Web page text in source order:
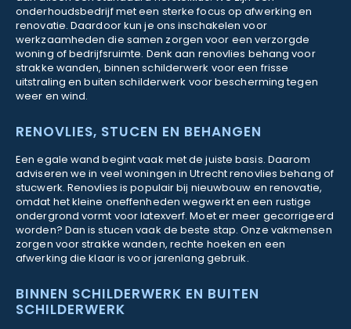
onderhoudsbedrijf met een sterke focus op afwerking en
renovatie. Daardoor kun je ons inschakelen voor
werkzaamheden die samen zorgen voor een verzorgde
woning of bedrijfsruimte. Denk aan renovlies behang voor
strakke wanden, binnen schilderwerk voor een frisse
uitstraling en buiten schilderwerk voor bescherming tegen
weer en wind.
RENOVLIES, STUCEN EN BEHANGEN
Een egale wand begint vaak met de juiste basis. Daarom
adviseren we in veel woningen in Utrecht renovlies behang of
stucwerk. Renovlies is populair bij nieuwbouw en renovatie,
omdat het kleine oneffenheden wegwerkt en een rustige
ondergrond vormt voor latexverf. Moet er meer gecorrigeerd
worden? Dan is stucen vaak de beste stap. Onze vakmensen
zorgen voor strakke wanden, rechte hoeken en een
afwerking die klaar is voor jarenlang gebruik.
BINNEN SCHILDERWERK EN BUITEN
SCHILDERWERK